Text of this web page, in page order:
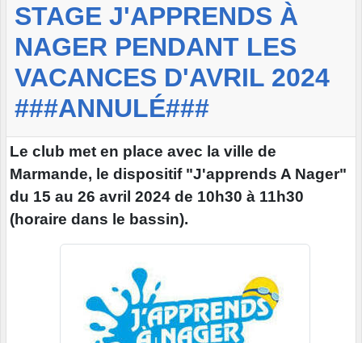
STAGE J'APPRENDS À
NAGER PENDANT LES
VACANCES D'AVRIL 2024
###ANNULÉ###
Le club met en place avec la ville de
Marmande, le dispositif "J'apprends A Nager"
du 15 au 26 avril 2024 de 10h30 à 11h30
(horaire dans le bassin).